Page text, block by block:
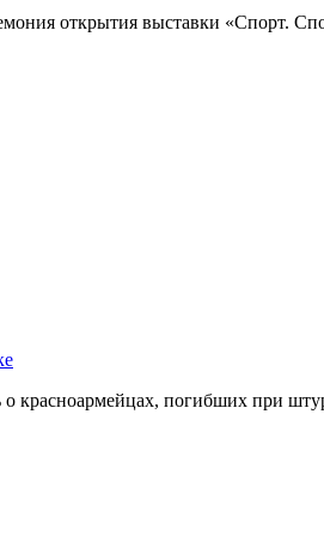
открытия выставки «Спорт.
о красноармейцах, погибших при